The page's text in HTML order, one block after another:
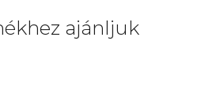
ajánljuk